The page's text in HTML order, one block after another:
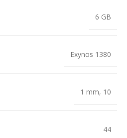
6 GB
Exynos 1380
1 mm, 10
44